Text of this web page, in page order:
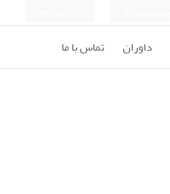
داوران تماس با ما